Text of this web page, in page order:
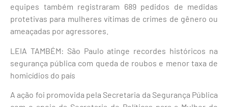
equipes também registraram 689 pedidos de medidas
protetivas para mulheres vítimas de crimes de gênero ou
ameaçadas por agressores.
LEIA TAMBÉM: São Paulo atinge recordes históricos na
segurança pública com queda de roubos e menor taxa de
homicídios do país
A ação foi promovida pela Secretaria da Segurança Pública